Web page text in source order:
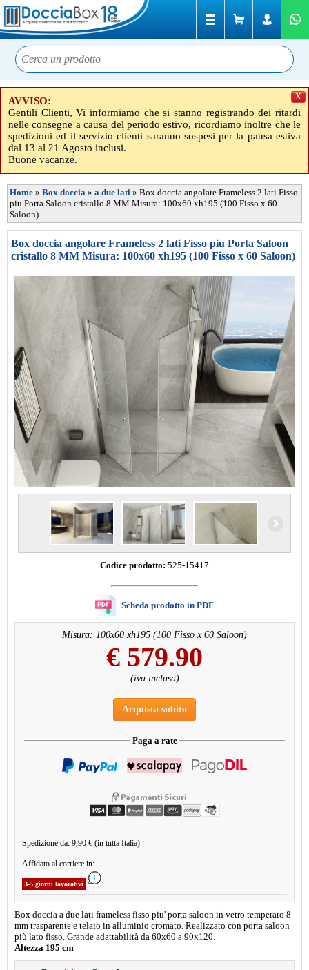
AVVISO:
Gentili Clienti, Vi informiamo che si stanno registrando dei ritardi
nelle consegne a causa del periodo estivo, ricordiamo inoltre che le
spedizioni ed il servizio clienti saranno sospesi per la pausa estiva
dal 13 al 21 Agosto inclusi.
Buone vacanze.
X
Home » Box doccia » a due lati » Box doccia angolare Frameless 2 lati Fisso
piu Porta Saloon cristallo 8 MM Misura: 100x60 xh195 (100 Fisso x 60
Saloon)
Box doccia angolare Frameless 2 lati Fisso piu Porta Saloon
cristallo 8 MM Misura: 100x60 xh195 (100 Fisso x 60 Saloon)
Codice prodotto: 525-15417
Scheda prodotto in PDF
Misura: 100x60 xh195 (100 Fisso x 60 Saloon)
€ 579.90
(iva inclusa)
Acquista subito
Paga a rate
Spedizione da: 9,90 € (in tutta Italia)
Affidato al corriere in:
3-5 giorni lavorativi
Box doccia a due lati frameless fisso piu' porta saloon in vetro temperato 8
mm trasparente e telaio in alluminio cromato. Realizzato con porta saloon
più lato fisso. Grande adattabilità da 60x60 a 90x120.
Altezza 195 cm